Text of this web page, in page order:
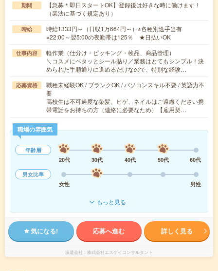
期間
【急募＊即日スタートOK】登録後は好きな時に働けます！
（業法に基づく規定あり）
時給
時給1333円～（日収1万664円～）※各種別途手当有
※22:00～翌5:00の夜勤帯は125％ ★日払いOK
仕事内容
軽作業（仕分け・ピッキング・検品、商品管理）
＼コスメにペタッとシール貼り／業務はとてもシンプル！決
められた手順通りに進めるだけなので、特別な経験…
応募資格
職種未経験OK / ブランクOK / パソコンスキル不要 / 英語力不
要
高校生は不可過度な染髪、ヒゲ、ネイルはご遠慮ください携
帯電話をお持ちの方（連絡に必要なため）【雇用契…
職場の雰囲気
年齢層
20代
30代 40代 50代
60代
男女比率
女性
男性
もっと見る
気になる! 応募へ進む 詳しく見る
派遣会社 株式会社エスケイコンサルタント